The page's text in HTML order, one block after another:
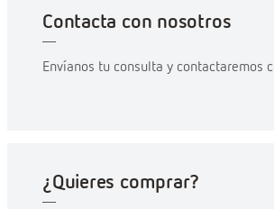
Contacta con nosotros
Envíanos tu consulta y contactaremos
¿Quieres comprar?